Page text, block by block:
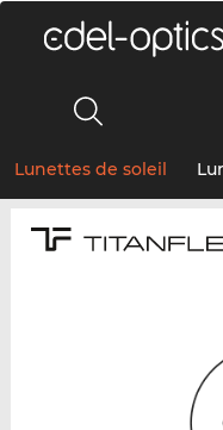
Lunettes de soleil